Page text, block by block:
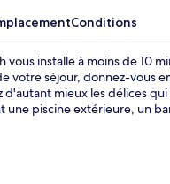
Conditions
vous installe à moins de
votre séjour, donnez-vous
mieux les délices
piscine extérieure, un